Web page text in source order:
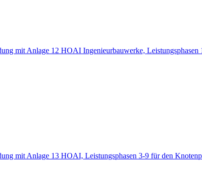
mit Anlage 12 HOAI Ingenieurbauwerke,
mit Anlage 13 HOAI, Leistungsphasen 3-9 für den